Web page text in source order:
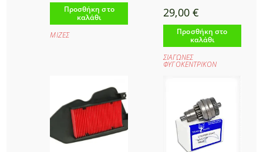
Προσθήκη στο
καλάθι
ΜΙΖΕΣ
29,00 €
Προσθήκη στο
καλάθι
ΣΙΑΓΩΝΕΣ
ΦΥΓΟΚΕΝΤΡΙΚΟΝ